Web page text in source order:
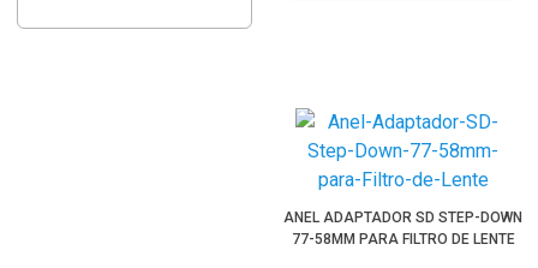
ANEL ADAPTADOR SD STEP-DOWN
77-58MM PARA FILTRO DE LENTE